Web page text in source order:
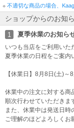
※ 不適切な商品の場合、
ショップからのお知
1 夏季休業のお知ら
いつも当店をご利用いた
夏季休業の日程をご案内
【休業日】8月8日(土)～
休業中の注文に対する商
順次行わせていただきま
また、休業中は発送日時
ご理解のほどよろしくお